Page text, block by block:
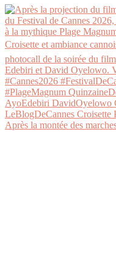
Après la montée des